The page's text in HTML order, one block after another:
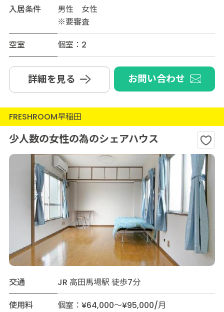
入居条件
男性 女性
※要審査
空室
個室：2
詳細を見る お問い合わせ
FRESHROOM早稲田
少人数の女性の為のシェアハウス
交通
JR 高田馬場駅 徒歩7分
使用料
個室：¥64,000～¥95,000/月